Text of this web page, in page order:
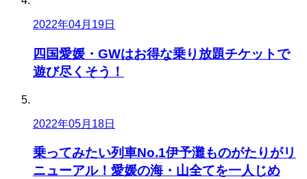
2022年04月19日
四国愛媛・GWはお得な乗り放題チケットで
遊び尽くそう！
2022年05月18日
乗ってみたい列車No.1伊予灘ものがたりがリ
ニューアル！愛媛の海・山全てを一人じめ